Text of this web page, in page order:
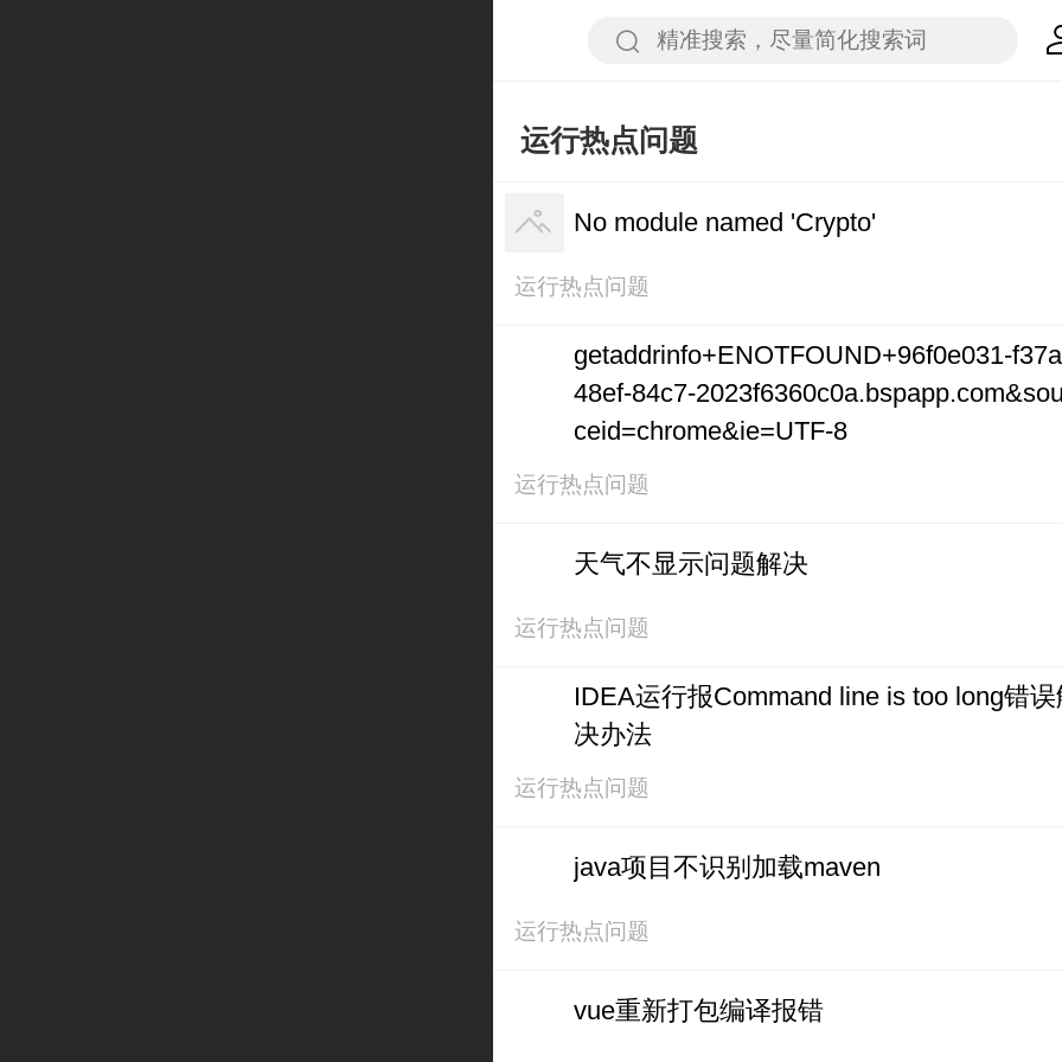
运行热点问题
No module named 'Crypto'
运行热点问题
getaddrinfo+ENOTFOUND+96f0e031-
48ef-84c7-
ceid=chrome&ie=UTF-8
运行热点问题
天气不显示问题解决
运行热点问题
IDEA运行报Command line is too long错误
决办法
运行热点问题
java项目不识别加载maven
运行热点问题
vue重新打包编译报错